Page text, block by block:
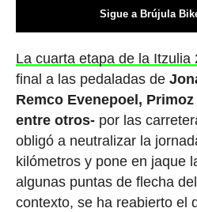
Sigue a Brújula
La cuarta etapa de la Itzulia
final a las pedaladas de
Remco Evenepoel,
entre otros-por las
obligó a neutralizar la
kilómetros y pone en jaque
algunas puntas de flecha
contexto, se ha reabierto el